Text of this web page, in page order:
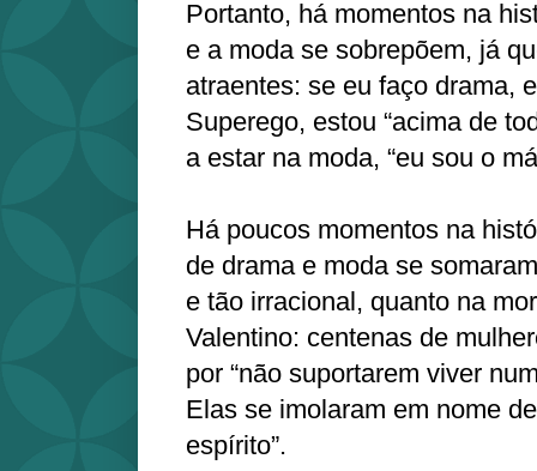
Portanto, há momentos na
e a moda se sobrepõem, já
atraentes: se eu faço drama,
Superego, estou “acima de
a estar na moda, “eu sou o
Há poucos momentos na
de drama e moda se
e tão irracional, quanto na
Valentino: centenas de
por “não suportarem viver
Elas se imolaram em nome
espírito”.